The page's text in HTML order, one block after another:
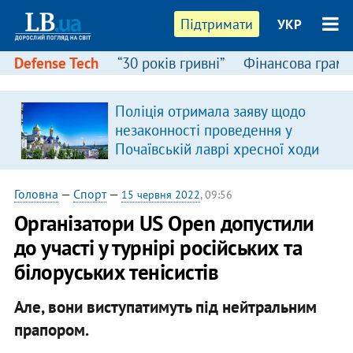
Підтримати УКР
Defense Tech “30 років гривні” Фінансова
Поліція отримала заяву щодо
незаконності проведення у
Почаївській лаврі хресної ходи
Головна — Спорт— 15 червня 2022, 09:56
Організатори US Open допустили
до участі у турнірі російських та
білоруських тенісистів
Але, вони виступатимуть під нейтральним
прапором.